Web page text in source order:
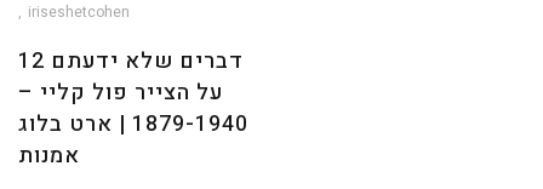
iriseshetcohen
12 דברים שלא ידעתם
על הצייר פול קליי –
1879-1940 | ארט בלוג
אמנות